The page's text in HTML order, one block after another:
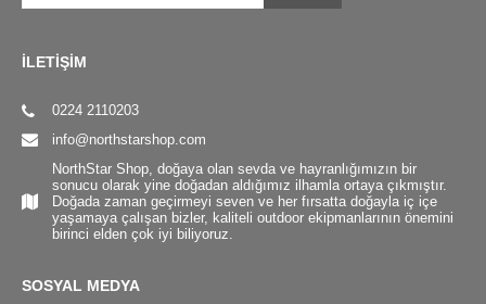
İLETİŞİM
0224 2110203
info@northstarshop.com
NorthStar Shop, doğaya olan sevda ve hayranlığımızın bir
sonucu olarak yine doğadan aldığımız ilhamla ortaya çıkmıştır.
Doğada zaman geçirmeyi seven ve her fırsatta doğayla iç içe
yaşamaya çalışan bizler, kaliteli outdoor ekipmanlarının önemini
birinci elden çok iyi biliyoruz.
SOSYAL MEDYA